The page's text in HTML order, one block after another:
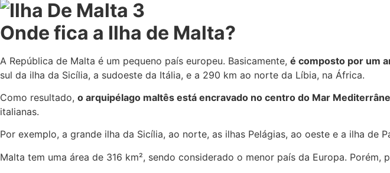
Onde fica a Ilha de Malta?
A República de Malta é um pequeno país europeu. Basicamente, é composto por um
sul da ilha da Sicília, a sudoeste da Itália, e a 290 km ao norte da Líbia, na África.
Como resultado, o arquipélago maltês está encravado no centro do Mar
italianas.
Por exemplo, a grande ilha da Sicília, ao norte, as ilhas Pelágias, ao oeste e a ilha de
Malta tem uma área de 316 km², sendo considerado o menor país da Europa.